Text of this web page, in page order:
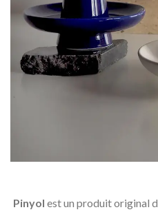
Pinyol est un produit original d